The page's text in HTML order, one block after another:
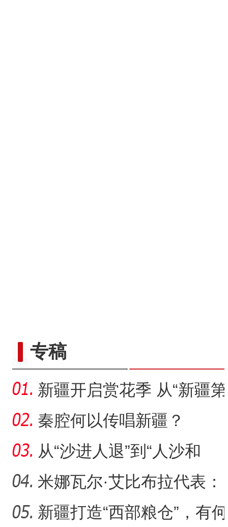
专稿
新疆开启赏花季 从“新疆第
一春”启程感受浪漫之旅
秦腔何以传唱新疆？
从“沙进人退”到“人沙和
谐”，新疆何以在“死亡
米娜瓦尔·艾比布拉代表：
让少数民族古籍文字“活
新疆打造“西部粮仓”，有何